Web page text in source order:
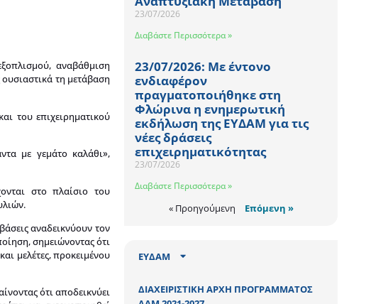
αναβάθμιση
τη μετάβαση
του επιχειρηματικού
με γεμάτο καλάθι»,
στο πλαίσιο του
αναδεικνύουν τον
σημειώνοντας ότι
μελέτες, προκειμένου
ότι αποδεικνύει
23/07/2026
Διαβάστε Περισσότερα »
23/07/2026: Με έντονο
ενδιαφέρον
πραγματοποιήθηκε στη
Φλώρινα η ενημερωτική
εκδήλωση της ΕΥΔΑΜ για τις
νέες δράσεις
επιχειρηματικότητας
23/07/2026
Διαβάστε Περισσότερα »
« Προηγούμενη Επόμενη »
ΕΥΔΑΜ
ΔΙΑΧΕΙΡΙΣΤΙΚΗ ΑΡΧΗ ΠΡΟΓΡΑΜΜΑΤΟΣ